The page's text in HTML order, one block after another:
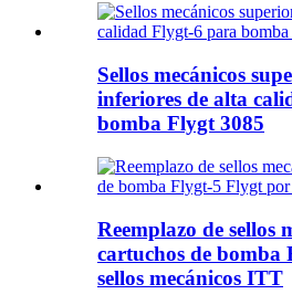
Sellos mecánicos
inferiores de alta
bomba Flygt 3085
Reemplazo de sellos
cartuchos de
sellos mecánicos ITT